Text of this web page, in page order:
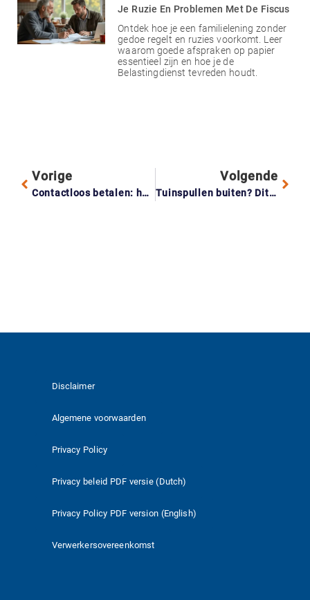
Je Ruzie En Problemen Met De Fiscus
Ontdek hoe je een familielening zonder
gedoe regelt en ruzies voorkomt. Leer
waarom goede afspraken op papier
essentieel zijn en hoe je de
Belastingdienst tevreden houdt.
Vorige
Contactloos betalen: hoe kleine bedragen opstapelen
Volgende
Tuinspullen buiten? Dit is wat je verzekering wel en niet dekt
Disclaimer
Algemene voorwaarden
Privacy Policy
Privacy beleid PDF versie (Dutch)
Privacy Policy PDF version (English)
Verwerkersovereenkomst